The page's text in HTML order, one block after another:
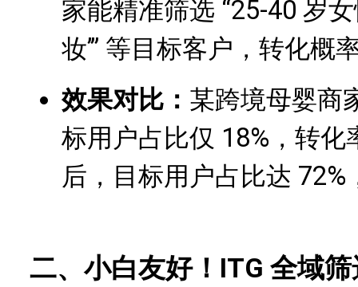
家能精准筛选 “25-40 岁
妆’” 等目标客户，转化概
效果对比： 某跨境母婴商
标用户占比仅 18%，转化
后，目标用户占比达
二、小白友好！ITG 全域